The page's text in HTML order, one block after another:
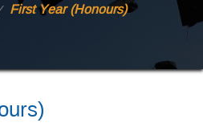
⁄ First Year (Honours)